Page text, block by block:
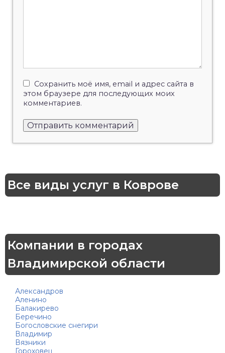
Сохранить моё имя, email и адрес сайта в
этом браузере для последующих моих
комментариев.
Все виды услуг в Коврове
Компании в городах
Владимирской области
Александров
Аленино
Балакирево
Беречино
Богословские снегири
Владимир
Вязники
Гороховец